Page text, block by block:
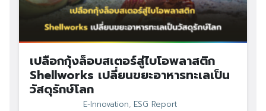
เปลือกกุ้งล็อบสเตอร์สู่ไบโอพลาสติก
Shellworks เปลี่ยนขยะอาหารทะเลเป็น
วัสดุรักษ์โลก
E-Innovation, ESG Report